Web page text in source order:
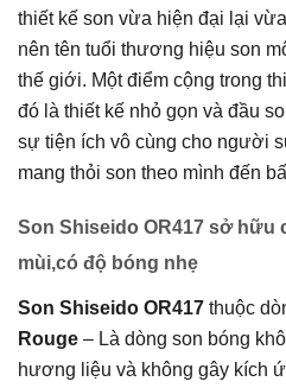
thiết kế son vừa hiện đại lại
nên tên tuổi thương hiệu son
thế giới. Một điểm cộng trong
đó là thiết kế nhỏ gọn và đầu
sự tiện ích vô cùng cho người
mang thỏi son theo mình đến
Son Shiseido OR417 sở hữu
mùi,có độ bóng nhẹ
Son Shiseido OR417 thuộc
Rouge – Là dòng son bóng
hương liệu và không gây kích